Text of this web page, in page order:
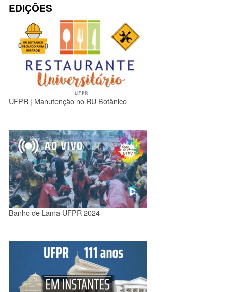
EDIÇÕES
UFPR | Manutenção no RU Botânico
Banho de Lama UFPR 2024